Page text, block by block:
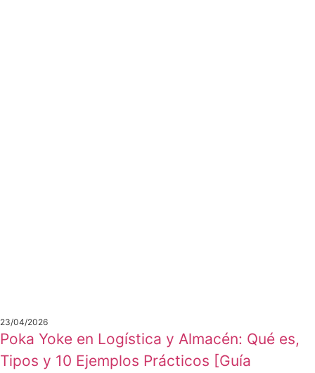
23/04/2026
Poka Yoke en Logística y Almacén: Qué es,
Tipos y 10 Ejemplos Prácticos [Guía